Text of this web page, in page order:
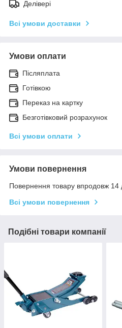
Делівері
Всі умови доставки
Умови оплати
Післяплата
Готівкою
Переказ на картку
Безготівковий розрахунок
Всі умови оплати
Умови повернення
Повернення товару впродовж 14
Всі умови повернення
Подібні товари компанії